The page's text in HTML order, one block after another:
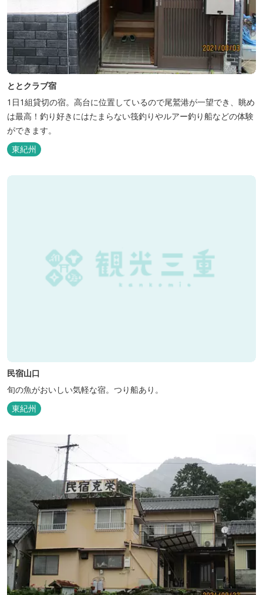
ととクラブ宿
1日1組貸切の宿。高台に位置しているので尾鷲港が一望でき、眺め
は最高！釣り好きにはたまらない筏釣りやルアー釣り船などの体験
ができます。
東紀州
民宿山口
旬の魚がおいしい気軽な宿。つり船あり。
東紀州